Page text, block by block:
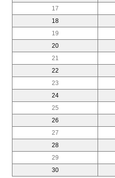
17
18
19
20
21
22
23
24
25
26
27
28
29
30